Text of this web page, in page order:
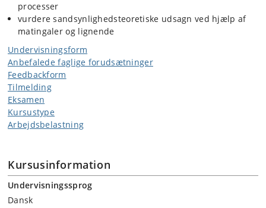
processer
vurdere sandsynlighedsteoretiske udsagn ved hjælp af
matingaler og lignende
Undervisningsform
Anbefalede faglige forudsætninger
Feedbackform
Tilmelding
Eksamen
Kursustype
Arbejdsbelastning
Kursusinformation
Undervisningssprog
Dansk